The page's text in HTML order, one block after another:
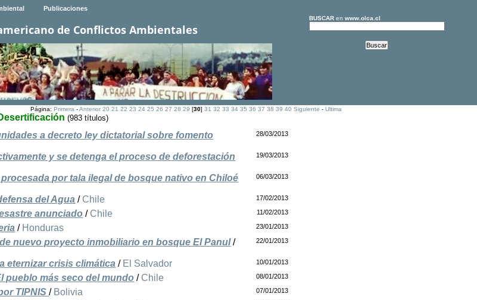
Publicaciones
de Conflictos Ambientales
BUSCARen www.olca.cl
Página: Primera-Anterior 20 21 22 23 24 25 26 27 28 29 [30] 31 32 33 34 35 36 37 38 39 40 Siguiente - Ultima
(983 títulos)
a decreto ley dictatorial sobre fomento
28/03/2013
y se detenga el proceso de deforestación
19/03/2013
por tala ilegal de bosque nativo en Chiloé
06/03/2013
del Agua / Chile 17/02/2013
anunciado / Chile 11/02/2013
/ Honduras 23/01/2013
nuevo proyecto inmobiliario en bosque El Panul/
22/01/2013
eternizar crisis climática / El Salvador 10/01/2013
pueblo más seco del mundo / Chile 08/01/2013
TIPNIS/ Bolivia 07/01/2013